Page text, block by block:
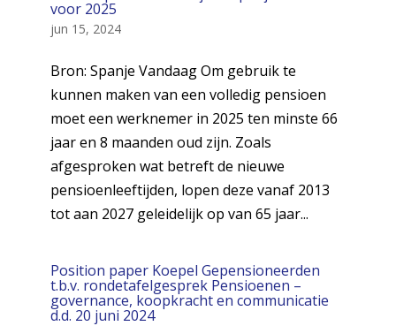
voor 2025
jun 15, 2024
Bron: Spanje Vandaag Om gebruik te
kunnen maken van een volledig pensioen
moet een werknemer in 2025 ten minste 66
jaar en 8 maanden oud zijn. Zoals
afgesproken wat betreft de nieuwe
pensioenleeftijden, lopen deze vanaf 2013
tot aan 2027 geleidelijk op van 65 jaar...
Position paper Koepel Gepensioneerden
t.b.v. rondetafelgesprek Pensioenen –
governance, koopkracht en communicatie
d.d. 20 juni 2024